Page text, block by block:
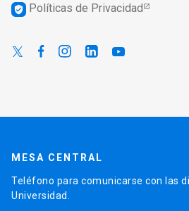
verified_user Políticas de Privacidad
MESA CENTRAL
Teléfono para comunicarse con las
Universidad.